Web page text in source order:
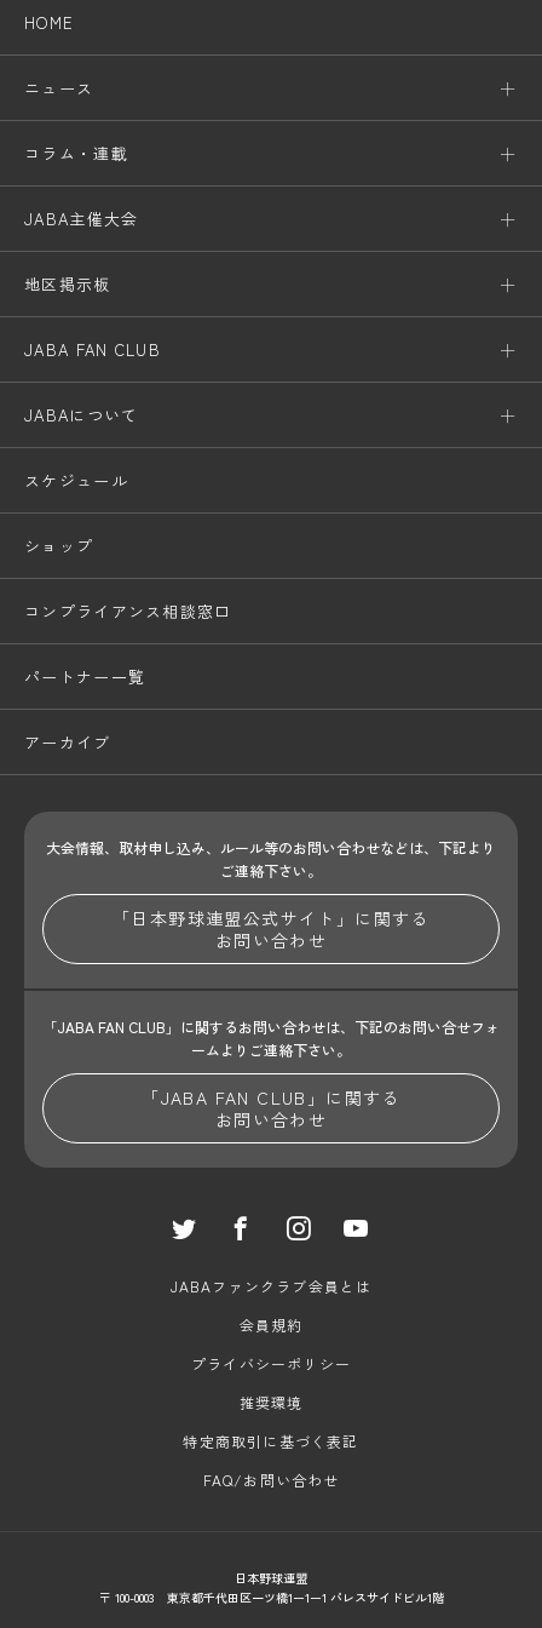
HOME
ニュース
コラム・連載
JABA主催大会
地区掲示板
JABA FAN CLUB
JABAについて
スケジュール
ショップ
コンプライアンス相談窓口
パートナー一覧
アーカイブ
大会情報、取材申し込み、ルール等のお問い合わせなどは、下記より
ご連絡下さい。
「日本野球連盟公式サイト」に関する
お問い合わせ
「JABA FAN CLUB」に関するお問い合わせは、 下記のお問い合せフォ
ームよりご連絡下さい。
「JABA FAN CLUB」に関する
お問い合わせ
JABAファンクラブ会員とは
会員規約
プライバシーポリシー
推奨環境
特定商取引に基づく表記
FAQ/お問い合わせ
日本野球連盟
〒 100-0003 東京都千代田区一ツ橋1ー1ー1 パレスサイドビル1階